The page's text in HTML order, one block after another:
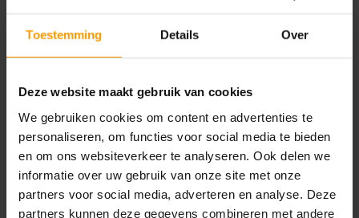
Toestemming Details Over
Deze website maakt gebruik van cookies
We gebruiken cookies om content en advertenties te
personaliseren, om functies voor social media te bieden
en om ons websiteverkeer te analyseren. Ook delen we
informatie over uw gebruik van onze site met onze
partners voor social media, adverteren en analyse. Deze
partners kunnen deze gegevens combineren met andere
leveringsdatums voor een klant op een order
worden gezet. Klanten kunnen op vaste dagen
geleverd krijgen. Op basis van deze leveringsdag bij
goederen moeten worden verzonden
(verzendingsdatum). Dit wordt vastgesteld aan de
hand van kalenders, de afhandelingsduur van het
uitgaande magazijn en de verzendtijd.
Inzetbaar voor verkoopofferte, verkooporder
en verkoopfactuur, ook in combinatie met